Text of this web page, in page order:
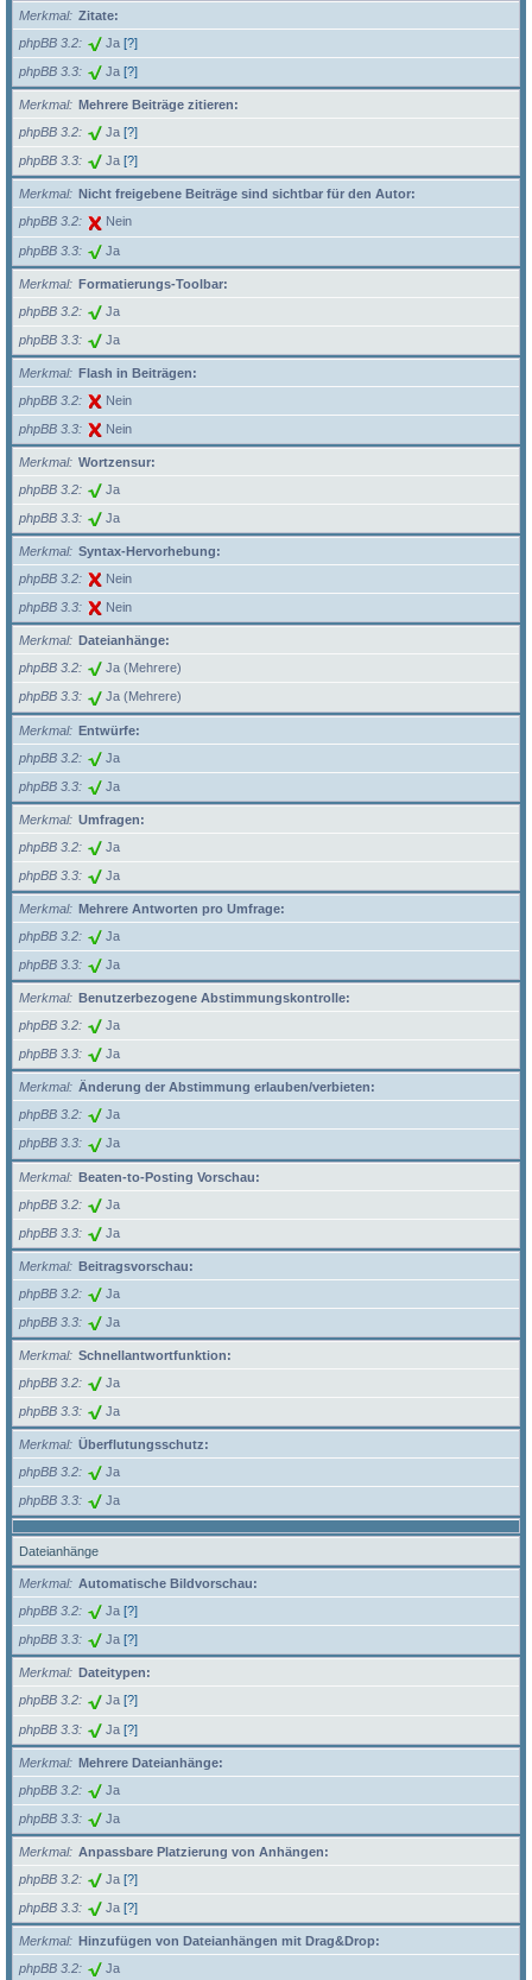
Merkmal
Zitate:
phpBB 3.2
Ja [?]
phpBB 3.3 Ja [?]
Merkmal
Mehrere Beiträge zitieren:
phpBB 3.2
Ja [?]
phpBB 3.3 Ja [?]
Merkmal
Nicht freigebene Beiträge sind sichtbar für den Autor:
phpBB 3.2
Nein
phpBB 3.3 Ja
Merkmal
Formatierungs-Toolbar:
phpBB 3.2
Ja
phpBB 3.3 Ja
Merkmal
Flash in Beiträgen:
phpBB 3.2
Nein
phpBB 3.3 Nein
Merkmal
Wortzensur:
phpBB 3.2
Ja
phpBB 3.3 Ja
Merkmal
Syntax-Hervorhebung:
phpBB 3.2
Nein
phpBB 3.3 Nein
Merkmal
Dateianhänge:
phpBB 3.2
Ja (Mehrere)
phpBB 3.3 Ja (Mehrere)
Merkmal
Entwürfe:
phpBB 3.2
Ja
phpBB 3.3 Ja
Merkmal
Umfragen:
phpBB 3.2
Ja
phpBB 3.3 Ja
Merkmal
Mehrere Antworten pro Umfrage:
phpBB 3.2
Ja
phpBB 3.3 Ja
Merkmal
Benutzerbezogene Abstimmungskontrolle:
phpBB 3.2
Ja
phpBB 3.3 Ja
Merkmal
Änderung der Abstimmung erlauben/verbieten:
phpBB 3.2
Ja
phpBB 3.3 Ja
Merkmal
Beaten-to-Posting Vorschau:
phpBB 3.2
Ja
phpBB 3.3 Ja
Merkmal
Beitragsvorschau:
phpBB 3.2
Ja
phpBB 3.3 Ja
Merkmal
Schnellantwortfunktion:
phpBB 3.2
Ja
phpBB 3.3 Ja
Merkmal
Überflutungsschutz:
phpBB 3.2
Ja
phpBB 3.3 Ja
Dateianhänge
Merkmal
Automatische Bildvorschau:
phpBB 3.2
Ja [?]
phpBB 3.3 Ja [?]
Merkmal
Dateitypen:
phpBB 3.2
Ja [?]
phpBB 3.3 Ja [?]
Merkmal
Mehrere Dateianhänge:
phpBB 3.2
Ja
phpBB 3.3 Ja
Merkmal
Anpassbare Platzierung von Anhängen:
phpBB 3.2
Ja [?]
phpBB 3.3 Ja [?]
Merkmal
Hinzufügen von Dateianhängen mit Drag&Drop:
phpBB 3.2
Ja